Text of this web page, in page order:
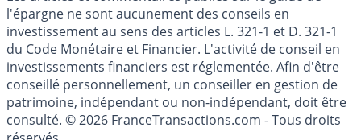
Les articles et commentaires publiés sur le guide de
l'épargne ne sont aucunement des conseils en
investissement au sens des articles L. 321-1 et D. 321-1
du Code Monétaire et Financier. L'activité de conseil en
investissements financiers est réglementée. Afin d'être
conseillé personnellement, un conseiller en gestion de
patrimoine, indépendant ou non-indépendant, doit être